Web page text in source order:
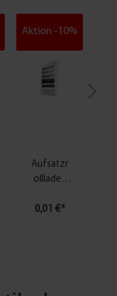
Aktion -10%
Aufsatzr
ollladen
tor
0,01 €*